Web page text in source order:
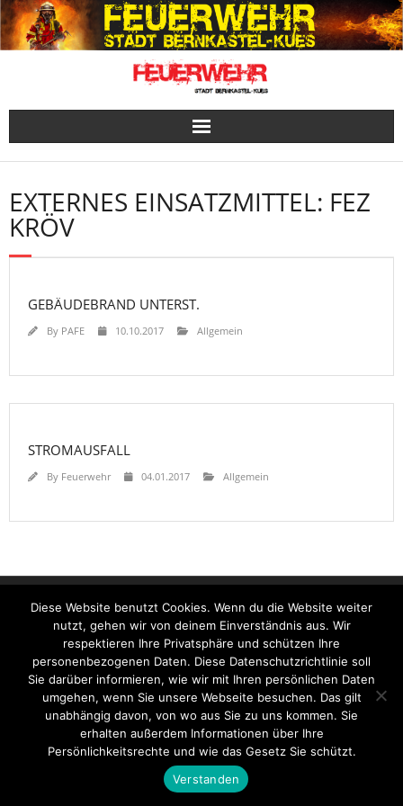
Skip
to
content
EXTERNES EINSATZMITTEL: FEZ
KRÖV
GEBÄUDEBRAND UNTERST.
By PAFE 10.10.2017 Allgemein
STROMAUSFALL
By Feuerwehr 04.01.2017 Allgemein
Kontakt
Theme byThink Up Themes Ltd. Powered by WordPress.
Diese Website benutzt Cookies. Wenn du die Website weiter
nutzt, gehen wir von deinem Einverständnis aus. Wir
respektieren Ihre Privatsphäre und schützen Ihre
personenbezogenen Daten. Diese Datenschutzrichtlinie soll
Sie darüber informieren, wie wir mit Ihren persönlichen Daten
umgehen, wenn Sie unsere Webseite besuchen. Das gilt
unabhängig davon, von wo aus Sie zu uns kommen. Sie
erhalten außerdem Informationen über Ihre
Persönlichkeitsrechte und wie das Gesetz Sie schützt.
Verstanden